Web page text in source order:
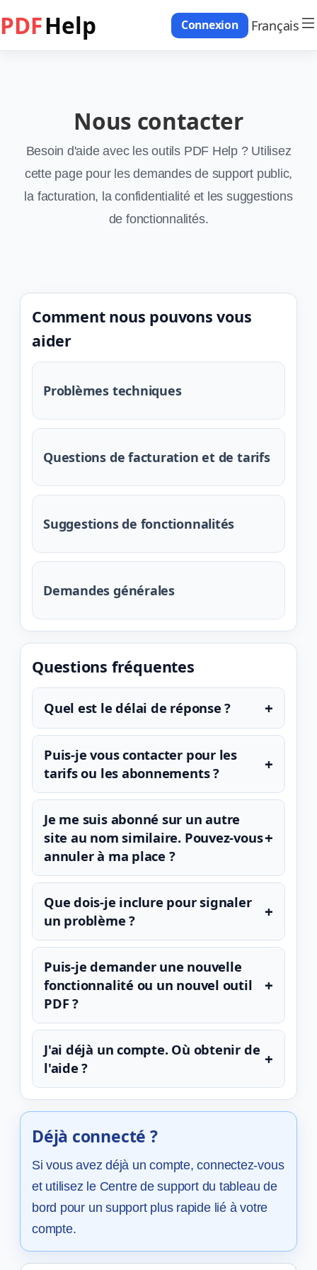
PDFHelp Connexion Français
Nous contacter
Besoin d'aide avec les outils PDF Help ? Utilisez
cette page pour les demandes de support public,
la facturation, la confidentialité et les suggestions
de fonctionnalités.
Comment nous pouvons vous
aider
Problèmes techniques
Questions de facturation et de tarifs
Suggestions de fonctionnalités
Demandes générales
Questions fréquentes
Quel est le délai de réponse ? +
Puis-je vous contacter pour les
tarifs ou les abonnements ?
+
Je me suis abonné sur un autre
site au nom similaire. Pouvez-vous
annuler à ma place ?
+
Que dois-je inclure pour signaler
un problème ?
+
Puis-je demander une nouvelle
fonctionnalité ou un nouvel outil
PDF ?
+
J'ai déjà un compte. Où obtenir de
l'aide ?
+
Déjà connecté ?
Si vous avez déjà un compte, connectez-vous
et utilisez le Centre de support du tableau de
bord pour un support plus rapide lié à votre
compte.